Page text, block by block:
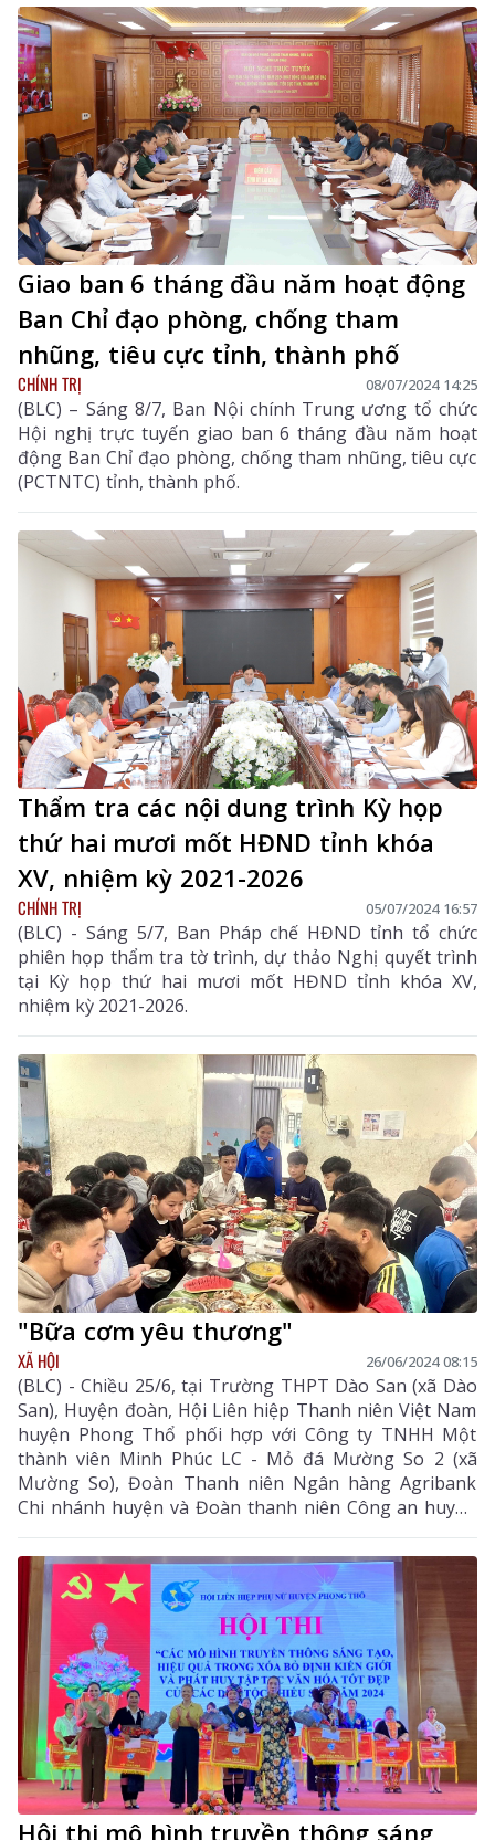
Giao ban 6 tháng đầu năm hoạt động
Ban Chỉ đạo phòng, chống tham
nhũng, tiêu cực tỉnh, thành phố
CHÍNH TRỊ 08/07/2024 14:25
(BLC) – Sáng 8/7, Ban Nội chính Trung ương tổ chức
Hội nghị trực tuyến giao ban 6 tháng đầu năm hoạt
động Ban Chỉ đạo phòng, chống tham nhũng, tiêu cực
(PCTNTC) tỉnh, thành phố.
Thẩm tra các nội dung trình Kỳ họp
thứ hai mươi mốt HĐND tỉnh khóa
XV, nhiệm kỳ 2021-2026
CHÍNH TRỊ 05/07/2024 16:57
(BLC) - Sáng 5/7, Ban Pháp chế HĐND tỉnh tổ chức
phiên họp thẩm tra tờ trình, dự thảo Nghị quyết trình
tại Kỳ họp thứ hai mươi mốt HĐND tỉnh khóa XV,
nhiệm kỳ 2021-2026.
"Bữa cơm yêu thương"
XÃ HỘI 26/06/2024 08:15
(BLC) - Chiều 25/6, tại Trường THPT Dào San (xã Dào
San), Huyện đoàn, Hội Liên hiệp Thanh niên Việt Nam
huyện Phong Thổ phối hợp với Công ty TNHH Một
thành viên Minh Phúc LC - Mỏ đá Mường So 2 (xã
Mường So), Đoàn Thanh niên Ngân hàng Agribank
Chi nhánh huyện và Đoàn thanh niên Công an huyện
tổ chức chương trình "Bữa cơm yêu thương" - Tiếp sức
mùa thi năm 2024.
Hội thi mô hình truyền thông sáng